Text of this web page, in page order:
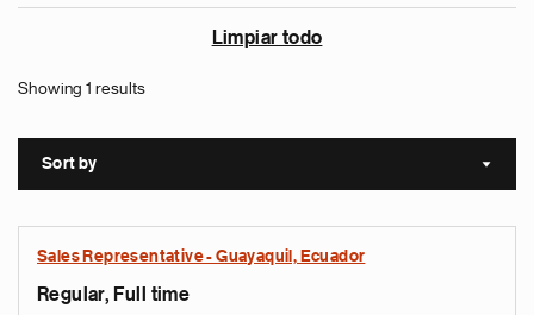
Limpiar todo
Showing 1 results
Sort by Sort
Sales Representative - Guayaquil, Ecuador
Regular, Full time